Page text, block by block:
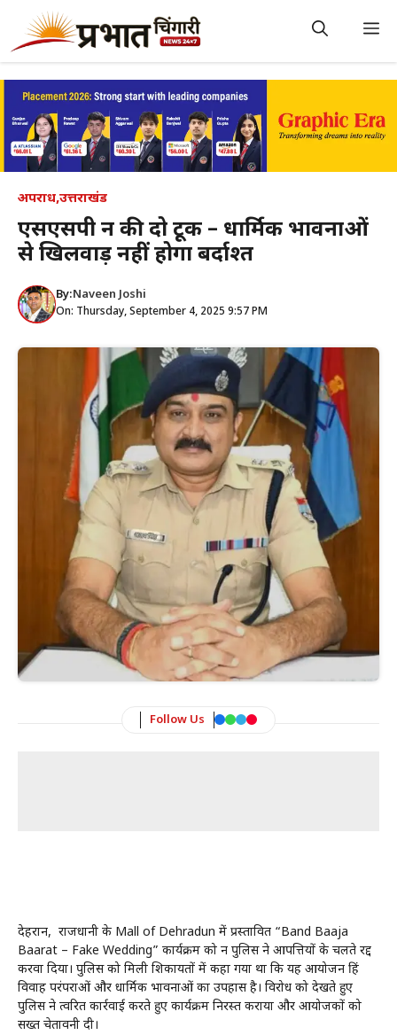
content
अपराध,उत्तराखंड
एसएसपी दून की दो टूक – धार्मिक भावनाओं
से खिलवाड़ नहीं होगा बर्दाश्त
By:Naveen Joshi
On: Thursday, September 4, 2025 9:57 PM
Follow Us
देहरादून, राजधानी के Mall of Dehradun में प्रस्तावित “Band Baaja
Baarat – Fake Wedding” कार्यक्रम को दून पुलिस ने आपत्तियों के चलते रद्द
करवा दिया। पुलिस को मिली शिकायतों में कहा गया था कि यह आयोजन हिंदू
विवाह परंपराओं और धार्मिक भावनाओं का उपहास है। विरोध को देखते हुए
पुलिस ने त्वरित कार्रवाई करते हुए कार्यक्रम निरस्त कराया और आयोजकों को
सख्त चेतावनी दी।